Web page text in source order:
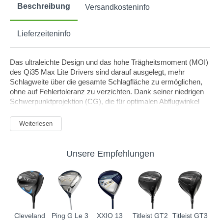
Light Regular
Beschreibung Versandkosteninfo
Lieferzeiteninfo
Das ultraleichte Design und das hohe Trägheitsmoment (MOI)
des Qi35 Max Lite Drivers sind darauf ausgelegt, mehr
Schlagweite über die gesamte Schlagfläche zu ermöglichen,
ohne auf Fehlertoleranz zu verzichten. Dank seiner niedrigen
Schwerpunktprojektion (CG), die für optimalen Abflugwinkel
ermöglichen die ultraleichten Komponenten den Spielern,
maximale Geschwindigkeit zu erreichen.
PREMIUM-MULTIMATERIAL-KONSTRUKTION
Der Qi35 Max Lite Driver verwendet fünf strategisch platzierte
Materialien: Chrom-Karbon, Stahl, Aluminium, Wolfram und
Titan. Diese arbeiten zusammen, um eine unvergleichliche
Leistung vom Abschlag zu bieten.
Weiterlesen
Unsere Empfehlungen
Cleveland
Ping G Le 3
XXIO 13
Titleist GT2
Titleist GT3